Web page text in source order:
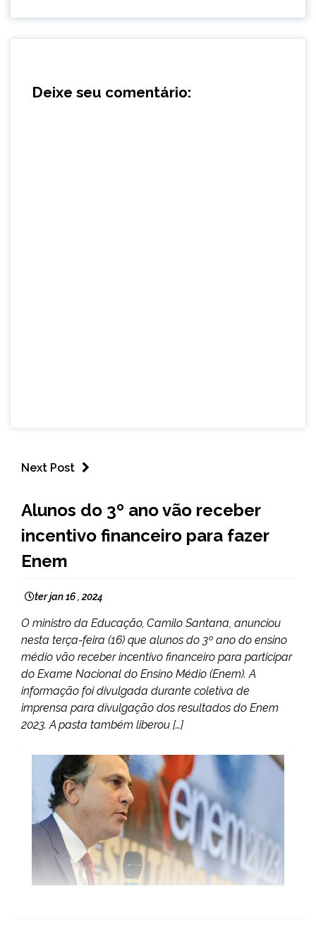
Deixe seu comentário:
Next Post
NOTÍCIAS
Alunos do 3º ano vão receber
incentivo financeiro para fazer
Enem
ter jan 16 , 2024
O ministro da Educação, Camilo Santana, anunciou
nesta terça-feira (16) que alunos do 3º ano do ensino
médio vão receber incentivo financeiro para participar
do Exame Nacional do Ensino Médio (Enem). A
informação foi divulgada durante coletiva de
imprensa para divulgação dos resultados do Enem
2023. A pasta também liberou […]